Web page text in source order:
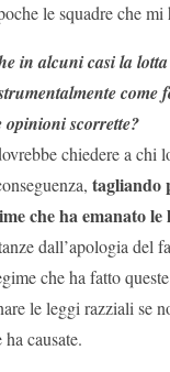
le squadre che
in alcuni casi la lotta
come
opinioni scorrette?
chiedere a chi
tagliando
che ha emanato le
dall’apologia del
che ha fatto
le leggi razziali se
causate.